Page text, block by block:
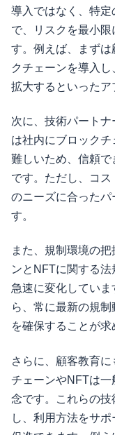
導入ではなく、特定
で、リスクを最小
す。例えば、まず
クチェーンを導入
拡大するといったア
次に、技術パート
は社内にブロック
難しいため、信頼
です。ただし、コ
のニーズに合ったパ
す。
また、規制環境の
ンとNFTに関する
急速に変化してい
ら、常に最新の規
を確保することが求
さらに、顧客教育
チェーンやNFTは
念です。これらの
し、利用方法をサ